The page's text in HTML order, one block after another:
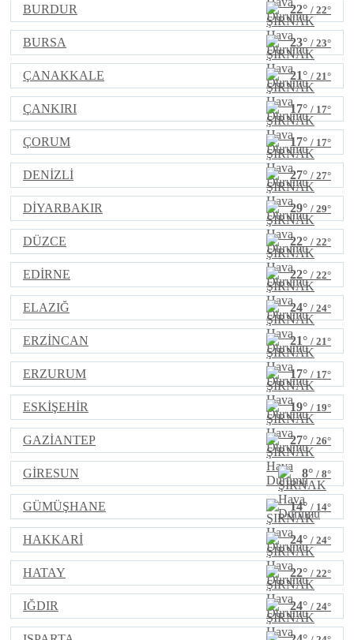
BURDUR 22° / 22°
BURSA 23° / 23°
ÇANAKKALE 21° / 21°
ÇANKIRI 17° / 17°
ÇORUM 17° / 17°
DENİZLİ 27° / 27°
DİYARBAKIR 29° / 29°
DÜZCE 22° / 22°
EDİRNE 22° / 22°
ELAZIĞ 24° / 24°
ERZİNCAN 21° / 21°
ERZURUM 17° / 17°
ESKİŞEHİR 19° / 19°
GAZİANTEP 27° / 26°
GİRESUN 8° / 8°
GÜMÜŞHANE 14° / 14°
HAKKARİ 24° / 24°
HATAY 22° / 22°
IĞDIR 24° / 24°